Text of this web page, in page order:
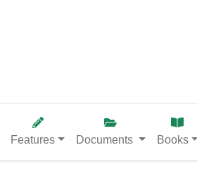
Features Documents Books